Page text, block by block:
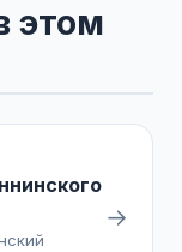
этом
→